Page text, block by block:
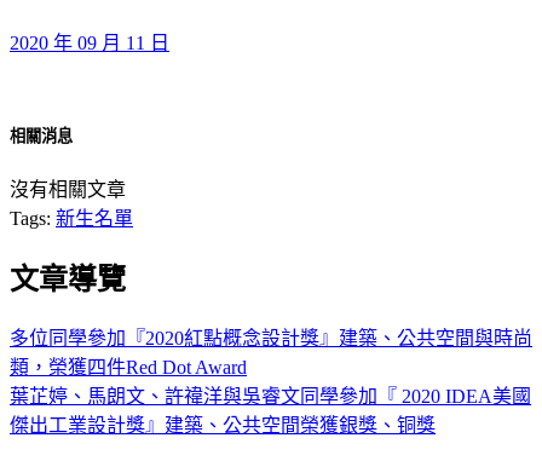
2020 年 09 月 11 日
相關消息
沒有相關文章
Tags: 新生名單
文章導覽
多位同學參加『2020紅點概念設計獎』建築、公共空間與時尚
類，榮獲四件Red Dot Award
葉芷婷、馬朗文、許禕洋與吳睿文同學參加『 2020 IDEA美國
傑出工業設計獎』建築、公共空間榮獲銀獎、铜獎